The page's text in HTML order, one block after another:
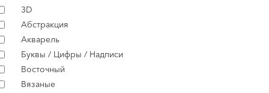
3D
Абстракция
Акварель
Буквы / Цифры / Надписи
Восточный
Вязаные